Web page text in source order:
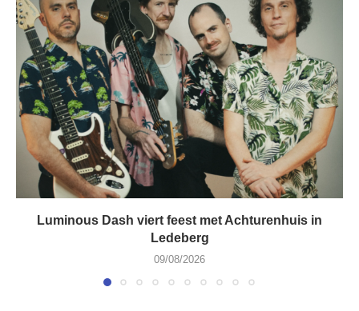
Luminous Dash viert feest met Achturenhuis in
Ledeberg
09/08/2026